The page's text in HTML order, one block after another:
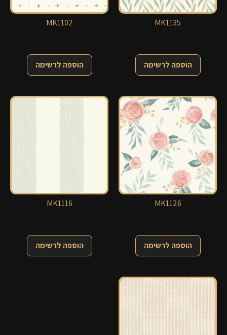
MK1135
הוספה לרשימה
MK1102
הוספה לרשימה
MK1126
הוספה לרשימה
MK1116
הוספה לרשימה